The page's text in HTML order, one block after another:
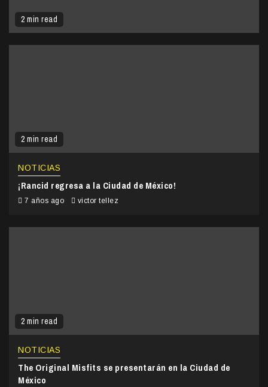
2 min read
2 min read
NOTICIAS
¡Rancid regresa a la Ciudad de México!
7 años ago victor tellez
2 min read
NOTICIAS
The Original Misfits se presentarán en la Ciudad de
México